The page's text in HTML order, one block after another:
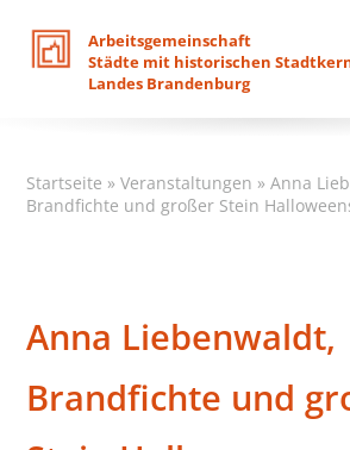
Arbeitsgemeinschaft
Städte mit historischen
Landes Brandenburg
Startseite »Veranstaltungen »Anna
Brandfichte und großer Stein
Anna Liebenwaldt,
Brandfichte und